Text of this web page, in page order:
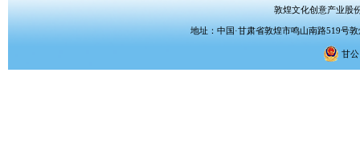
敦煌文化创意产业股
地址：中国·甘肃省敦煌市鸣山南路519
甘